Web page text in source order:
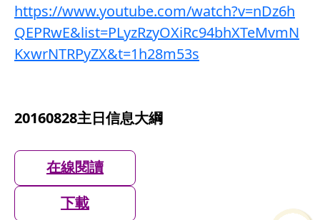
https://www.youtube.com/watch?v=nDz6h
QEPRwE&list=PLyzRzyOXiRc94bhXTeMvmN
KxwrNTRPyZX&t=1h28m53s
20160828主日信息大綱
在線閱讀
下載